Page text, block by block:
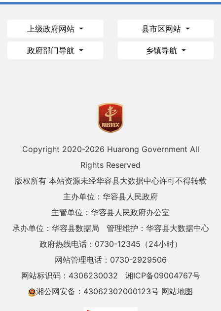
上级政府网站 县市区网站
政府部门导航 乡镇导航
Copyright 2020-2026 Huarong Government All
Rights Reserved
版权所有 本站资源未经华容县大数据中心许可不得转载
主办单位：华容县人民政府
主管单位：华容县人民政府办公室
承办单位：华容县数据局
管理维护：华容县大数据中心
政府热线电话：0730-12345（24小时）
网站管理电话：0730-2929506
网站标识码：4306230032
湘ICP备09004767号
湘公网安备：43062302000123号 网站地图